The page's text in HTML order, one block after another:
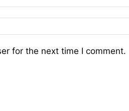
for the next time I comment.